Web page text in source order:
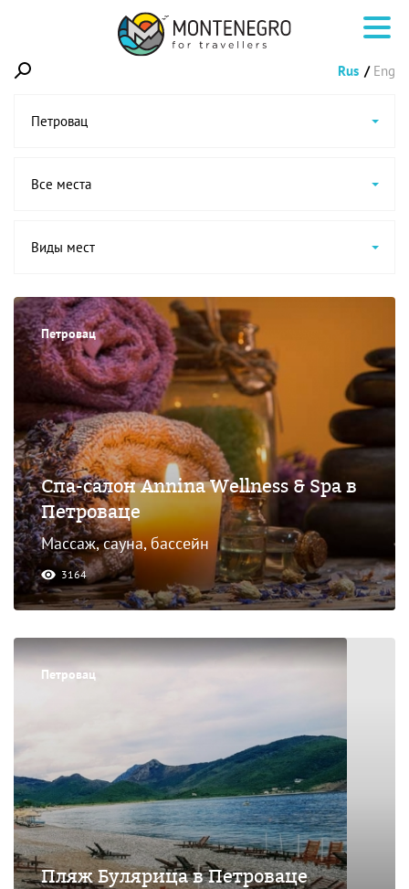
Rus Eng
Петровац
Все места
Виды мест
Петровац
Спа-салон Annina Wellness & Spa в
Петроваце
Массаж, сауна, бассейн
3164
Петровац
Пляж Булярица в Петроваце